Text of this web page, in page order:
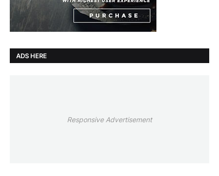
ADS HERE
Responsive Advertisement